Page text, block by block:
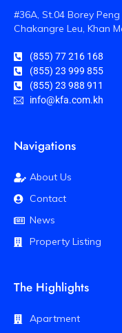
#36A, St.04 Borey
Chakangre Leu, Khan
(855) 77 216 168
(855) 23 999 855
(855) 23 988 911
info@kfa.com.kh
Navigations
About Us
Contact
News
Property Listing
The Highlights
Apartment